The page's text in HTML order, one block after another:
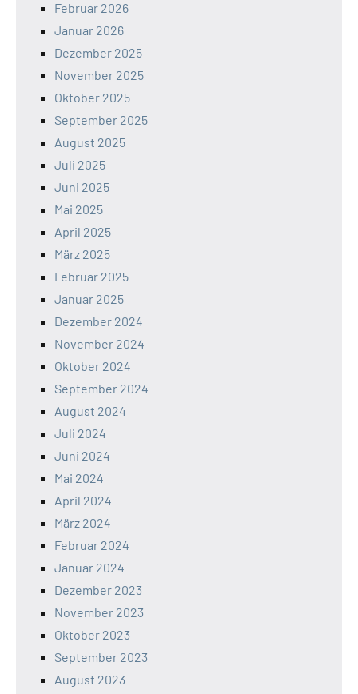
Februar 2026
Januar 2026
Dezember 2025
November 2025
Oktober 2025
September 2025
August 2025
Juli 2025
Juni 2025
Mai 2025
April 2025
März 2025
Februar 2025
Januar 2025
Dezember 2024
November 2024
Oktober 2024
September 2024
August 2024
Juli 2024
Juni 2024
Mai 2024
April 2024
März 2024
Februar 2024
Januar 2024
Dezember 2023
November 2023
Oktober 2023
September 2023
August 2023